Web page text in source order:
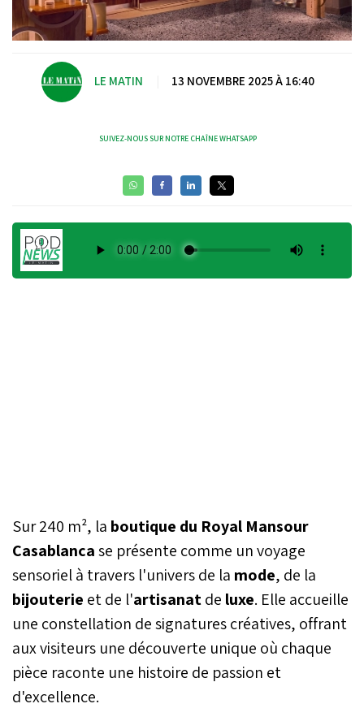
LE MATIN 13 NOVEMBRE 2025 À 16:40
SUIVEZ-NOUS SUR NOTRE CHAÎNE WHATSAPP
Sur 240 m², la boutique du Royal Mansour
Casablancase présente comme un voyage
sensoriel à travers l'univers de la mode, de la
bijouterie et de l'artisanatde luxe. Elle accueille
une constellation de signatures créatives, offrant
aux visiteurs une découverte unique où chaque
pièce raconte une histoire de passion et
d'excellence.